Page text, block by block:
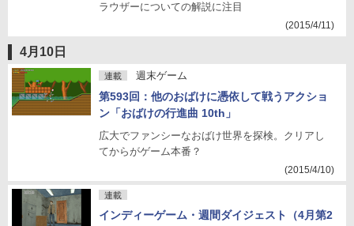
ラウザーについての解説に注目
(2015/4/11)
4月10日
連載 週末ゲーム
第593回：他のおばけに憑依して戦うアクショ
ン「おばけの行進曲 10th」
広大でファンシーなおばけ世界を探検。クリアし
てからがゲーム本番？
(2015/4/10)
連載
インディーゲーム・週間ダイジェスト（4月第2